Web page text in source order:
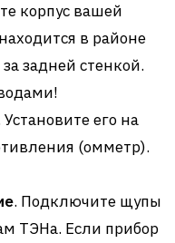
корпус вашей
в районе
задней стенкой.
Установите его на
(омметр).
. Подключите щупы
ТЭНа. Если прибор